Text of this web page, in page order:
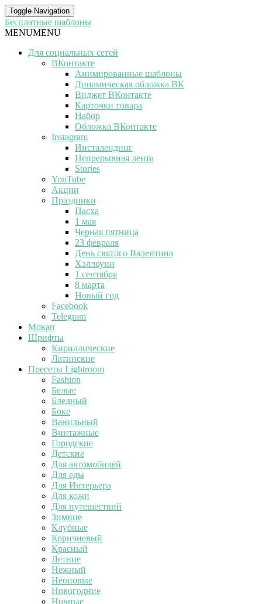
Toggle Navigation
Бесплатные шаблоны
MENUMENU
Для социальных сетей
ВКонтакте
Анимированные шаблоны
Динамическая обложка ВК
Виджет ВКонтакте
Карточки товара
Набор
Обложка ВКонтакте
Instagram
Инсталендинг
Непрерывная лента
Stories
YouTube
Акции
Праздники
Пасха
1 мая
Черная пятница
23 февраля
День святого Валентина
Хэллоуин
1 сентября
8 марта
Новый год
Facebook
Telegram
Мокап
Шрифты
Кириллические
Латинские
Пресеты Lightroom
Fashion
Белые
Бледный
Боке
Ванильный
Винтажные
Городские
Детские
Для автомобилей
Для еды
Для Интерьера
Для кожи
Для путешествий
Зимние
Клубные
Коричневый
Красный
Летние
Нежный
Неоновые
Новогодние
Ночные